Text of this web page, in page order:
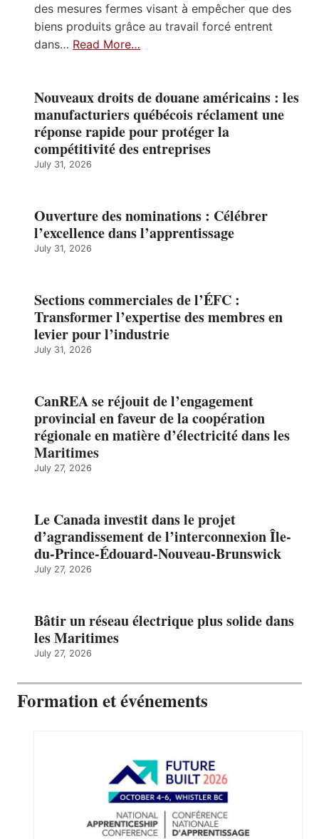
des mesures fermes visant à empêcher que des
biens produits grâce au travail forcé entrent
dans… Read More…
Nouveaux droits de douane américains : les
manufacturiers québécois réclament une
réponse rapide pour protéger la
compétitivité des entreprises
July 31, 2026
Ouverture des nominations : Célébrer
l’excellence dans l’apprentissage
July 31, 2026
Sections commerciales de l’ÉFC :
Transformer l’expertise des membres en
levier pour l’industrie
July 31, 2026
CanREA se réjouit de l’engagement
provincial en faveur de la coopération
régionale en matière d’électricité dans les
Maritimes
July 27, 2026
Le Canada investit dans le projet
d’agrandissement de l’interconnexion Île-
du-Prince-Édouard-Nouveau-Brunswick
July 27, 2026
Bâtir un réseau électrique plus solide dans
les Maritimes
July 27, 2026
Formation et événements